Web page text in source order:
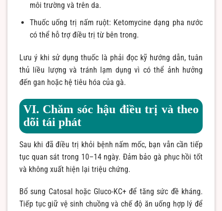
môi trường và trên da.
Thuốc uống trị nấm ruột: Ketomycine dạng pha nước
có thể hỗ trợ điều trị từ bên trong.
Lưu ý khi sử dụng thuốc là phải đọc kỹ hướng dẫn, tuân
thủ liều lượng và tránh lạm dụng vì có thể ảnh hưởng
đến gan hoặc hệ tiêu hóa của gà.
VI. Chăm sóc hậu điều trị và theo
dõi tái phát
Sau khi đã điều trị khỏi bệnh nấm mốc, bạn vẫn cần tiếp
tục quan sát trong 10–14 ngày. Đảm bảo gà phục hồi tốt
và không xuất hiện lại triệu chứng.
Bổ sung Catosal hoặc Gluco-KC+ để tăng sức đề kháng.
Tiếp tục giữ vệ sinh chuồng và chế độ ăn uống hợp lý để